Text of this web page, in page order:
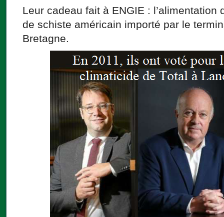
Leur cadeau fait à ENGIE : l’alimentation
de schiste américain importé par le
Bretagne.